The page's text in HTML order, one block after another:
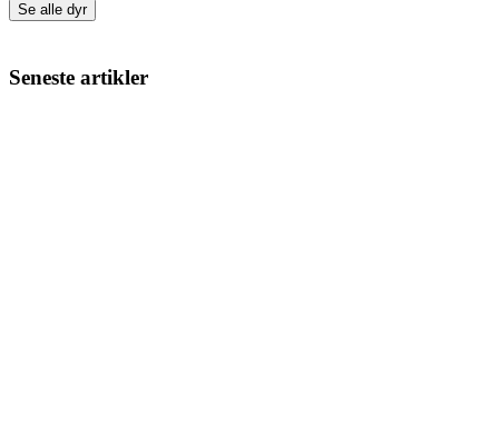
Se alle dyr
Seneste artikler